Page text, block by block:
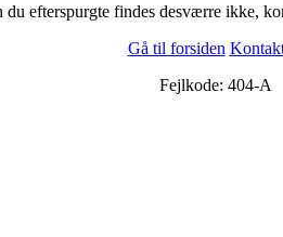
du efterspurgte findes desværre ikke,
Gå til forsiden
Fejlkode: 404-A